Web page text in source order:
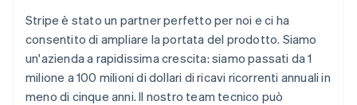
Stripe è stato un partner perfetto per noi e ci ha
consentito di ampliare la portata del prodotto. Siamo
un'azienda a rapidissima crescita: siamo passati da 1
milione a 100 milioni di dollari di ricavi ricorrenti annuali in
meno di cinque anni. Il nostro team tecnico può